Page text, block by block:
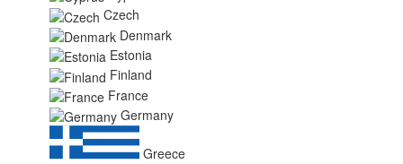
Czech
Denmark
Estonia
Finland
France
Germany
Greece